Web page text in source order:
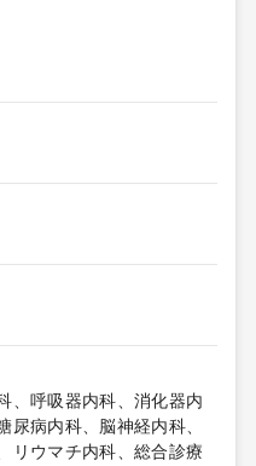
、呼吸器内科、消化器内
尿病内科、脳神経内科、
リウマチ内科、総合診療